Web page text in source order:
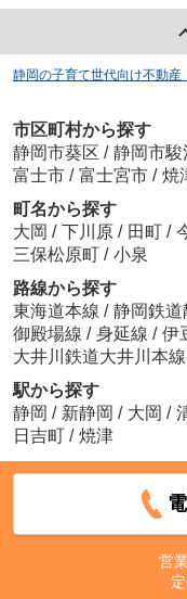
静岡の子育て世代向け不動産
市区町村から探す
静岡市葵区 / 静岡市駿
富士市 / 富士宮市 / 焼
町名から探す
大岡 / 下川原 / 田町 /
三保松原町 / 小泉
路線から探す
東海道本線 / 静岡鉄道
御殿場線 / 身延線 / 伊
大井川鉄道大井川本線
駅から探す
静岡 / 新静岡 / 大岡 /
日吉町 / 焼津
営